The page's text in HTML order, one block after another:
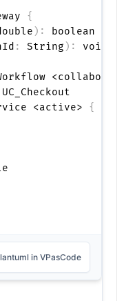
{
) :
boolean
: String ) :
<active> {
in VPasCode